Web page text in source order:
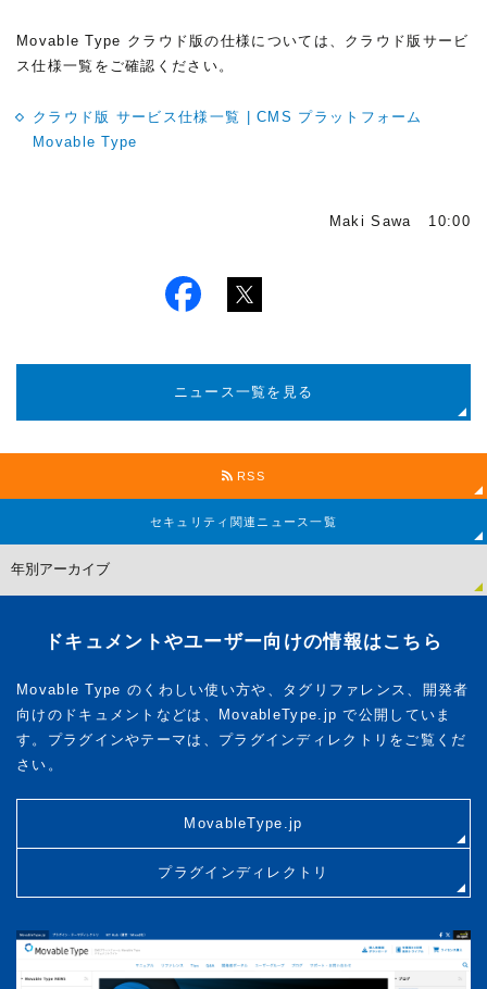
Movable Type クラウド版の仕様については、クラウド版サービ
ス仕様一覧をご確認ください。
クラウド版 サービス仕様一覧 | CMS プラットフォーム
Movable Type
Maki Sawa 10:00
ニュース一覧を見る
RSS
セキュリティ関連 ニュース一覧
ドキュメントやユーザー向けの情報はこちら
Movable Type のくわしい使い方や、タグリファレンス、開発者
向けのドキュメントなどは、MovableType.jp で公開していま
す。プラグインやテーマは、プラグインディレクトリをご覧くだ
さい。
MovableType.jp
プラグインディレクトリ